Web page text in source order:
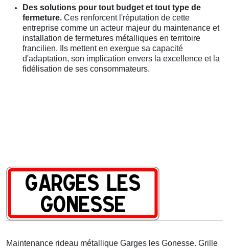
Des solutions pour tout budget et tout type de
fermeture. Ces renforcent l'réputation de cette
entreprise comme un acteur majeur du maintenance et
installation de fermetures métalliques en territoire
francilien. Ils mettent en exergue sa capacité
d'adaptation, son implication envers la excellence et la
fidélisation de ses consommateurs.
Maintenance rideau métallique Garges les Gonesse. Grille